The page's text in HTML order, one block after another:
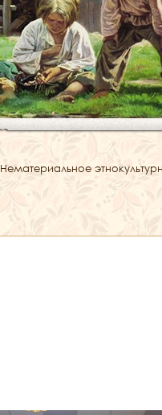
Нематериальное